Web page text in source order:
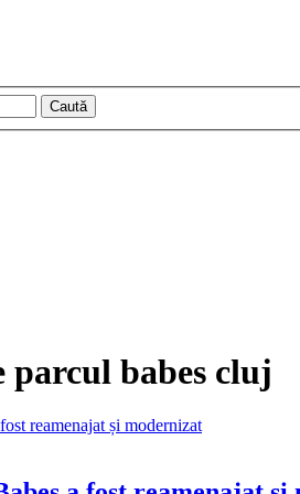
Caută
parcul babes cluj